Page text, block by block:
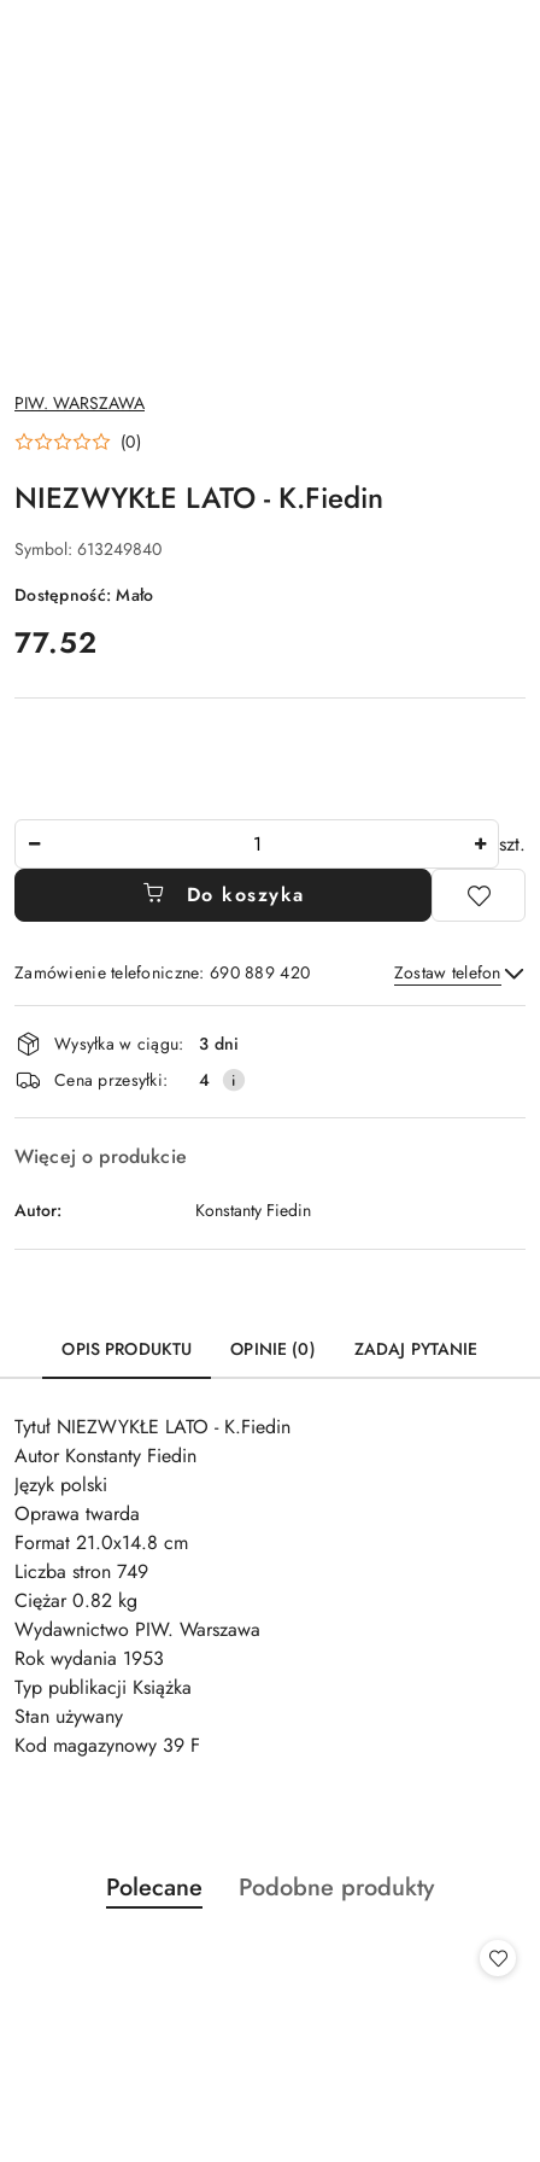
NAZWA
PRODUCENTA:
PIW. WARSZAWA
(0)
NIEZWYKŁE LATO - K.Fiedin
Symbol: 613249840
Dostępność:Mało
cena:
77.52
szt.
Do koszyka
Zamówienie telefoniczne: 690 889 420 Zostaw telefon
Wyślij
Dostępność
i
dostawa
Wysyłka w ciągu:
3 dni
Cena przesyłki:
4
Więcej o produkcie
Autor: Konstanty Fiedin
OPIS PRODUKTU OPINIE (0) ZADAJ PYTANIE
Tytuł NIEZWYKŁE LATO - K.Fiedin
Autor Konstanty Fiedin
Język polski
Oprawa twarda
Format 21.0x14.8 cm
Liczba stron 749
Ciężar 0.82 kg
Wydawnictwo PIW. Warszawa
Rok wydania 1953
Typ publikacji Książka
Stan używany
Kod magazynowy 39 F
Pomiń karuzelę produktów
Produkty
o
Polecane
Produkty
Podobne produkty